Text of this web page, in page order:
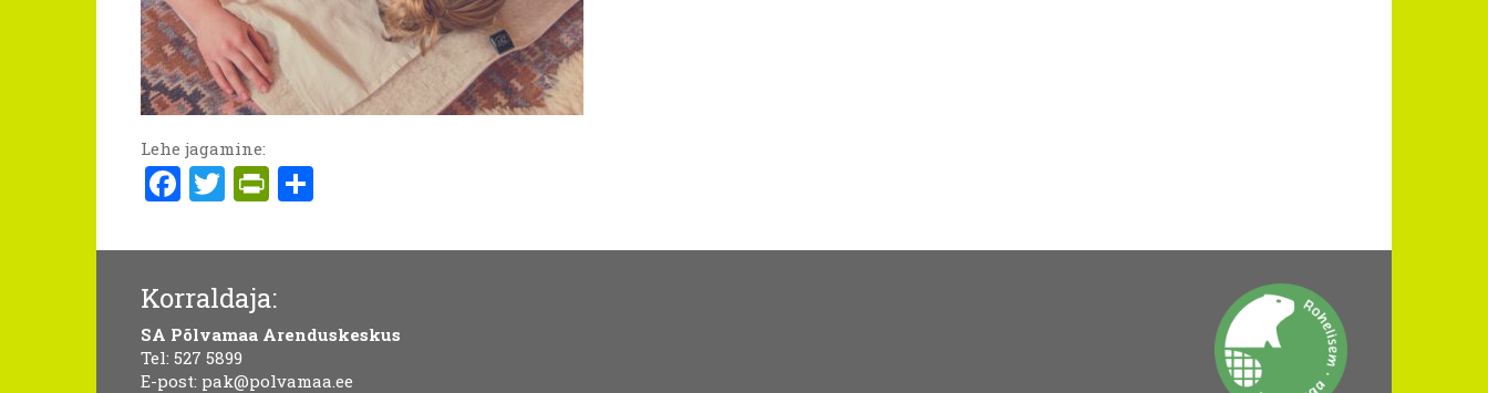
Lehe jagamine:
Facebook
TwitterPrintFriendly
Korraldaja:
SA Põlvamaa Arenduskeskus
Tel: 527 5899
E-post: pak@polvamaa.ee